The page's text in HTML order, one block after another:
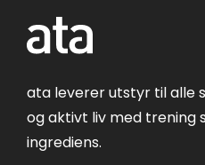
ata leverer utstyr til alle
og aktivt liv med trening
ingrediens.